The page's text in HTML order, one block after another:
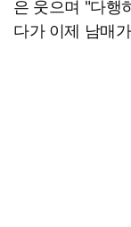
은 웃으며 "다행
다가 이제 남매